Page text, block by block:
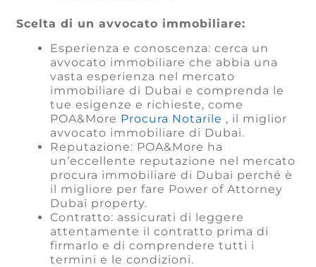
Scelta di un avvocato immobiliare:
Esperienza e conoscenza: cerca un
avvocato immobiliare che abbia una
vasta esperienza nel mercato
immobiliare di Dubai e comprenda le
tue esigenze e richieste, come
POA&More Procura Notarile , il miglior
avvocato immobiliare di Dubai.
Reputazione: POA&More ha
un’eccellente reputazione nel mercato
procura immobiliare di Dubai perché è
il migliore per fare Power of Attorney
Dubai property.
Contratto: assicurati di leggere
attentamente il contratto prima di
firmarlo e di comprendere tutti i
termini e le condizioni.